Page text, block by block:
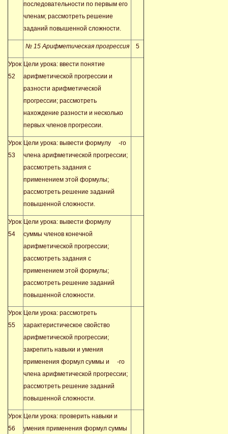
последовательности по первым его
членам; рассмотреть решение
заданий повышенной сложности.
№ 15 Арифметическая прогрессия 5
Урок
52
Цели урока: ввести понятие
арифметической прогрессии и
разности арифметической
прогрессии; рассмотреть
нахождение разности и несколько
первых членов прогрессии.
Урок
53
Цели урока: вывести формулу
-го
члена арифметической прогрессии;
рассмотреть задания с
применением этой формулы;
рассмотреть решение заданий
повышенной сложности.
Урок
54
Цели урока: вывести формулу
суммы членов конечной
арифметической прогрессии;
рассмотреть задания с
применением этой формулы;
рассмотреть решение заданий
повышенной сложности.
Урок
55
Цели урока: рассмотреть
характеристическое свойство
арифметической прогрессии;
закрепить навыки и умения
применения формул суммы и
-го
члена арифметической прогрессии;
рассмотреть решение заданий
повышенной сложности.
Урок
56
Цели урока: проверить навыки и
умения применения формул суммы